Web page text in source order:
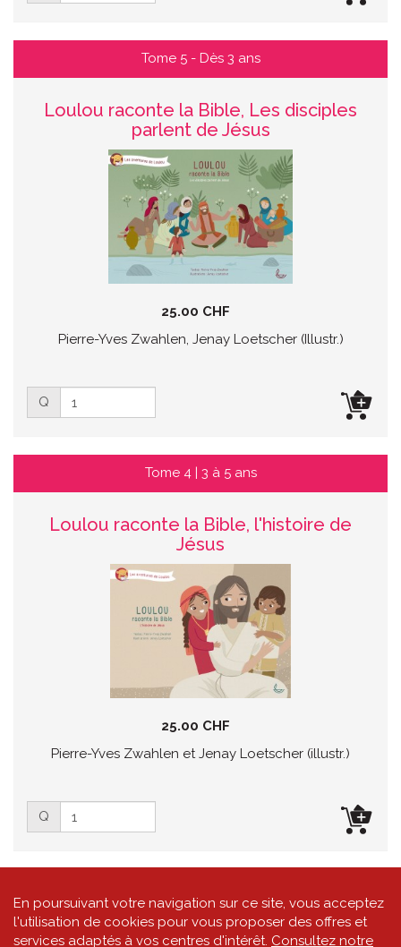
Tome 5 - Dès 3 ans
Loulou raconte la Bible, Les disciples
parlent de Jésus
25.00 CHF
Pierre-Yves Zwahlen, Jenay Loetscher (Illustr.)
Q
Tome 4 | 3 à 5 ans
Loulou raconte la Bible, l'histoire de
Jésus
25.00 CHF
Pierre-Yves Zwahlen et Jenay Loetscher (illustr.)
Q
En poursuivant votre navigation sur ce site, vous acceptez
l'utilisation de cookies pour vous proposer des offres et
services adaptés à vos centres d'intérêt. Consultez notre